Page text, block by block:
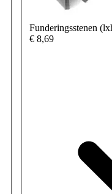
Funderingsstenen
€ 8,69